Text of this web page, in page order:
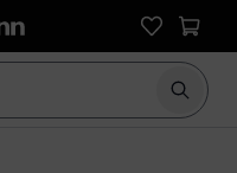
Börja